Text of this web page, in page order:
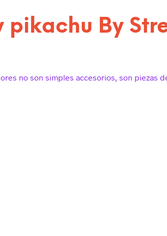
pikachu By
no son simples accesorios, son piezas